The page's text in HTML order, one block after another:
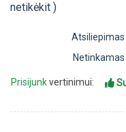
netikėkit )
Prisijunkvertinimui: